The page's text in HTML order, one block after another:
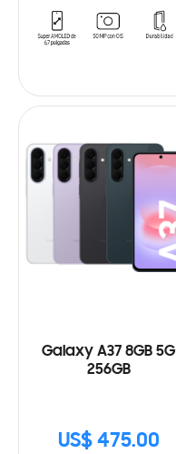
Galaxy A37 8GB 5G
256GB
US$ 475.00